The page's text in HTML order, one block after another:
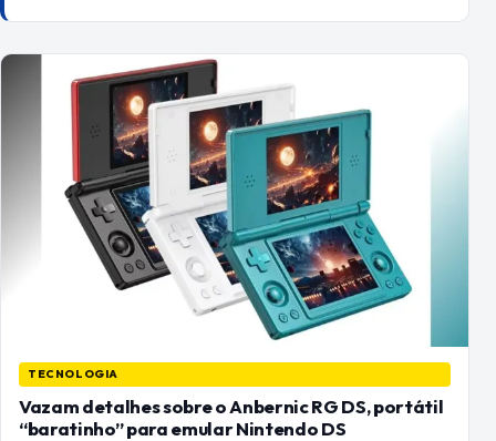
TECNOLOGIA
Vazam detalhes sobre o Anbernic RG DS, portátil
“baratinho” para emular Nintendo DS